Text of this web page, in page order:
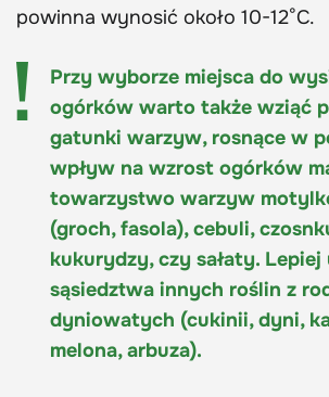
powinna wynosić około 10-12°C.
Przy wyborze miejsca do
ogórków warto także wziąć
gatunki warzyw, rosnące w
wpływ na wzrost ogórków
towarzystwo warzyw
(groch, fasola), cebuli,
kukurydzy, czy sałaty. Lepiej
sąsiedztwa innych roślin z
dyniowatych (cukinii, dyni,
melona, arbuza).